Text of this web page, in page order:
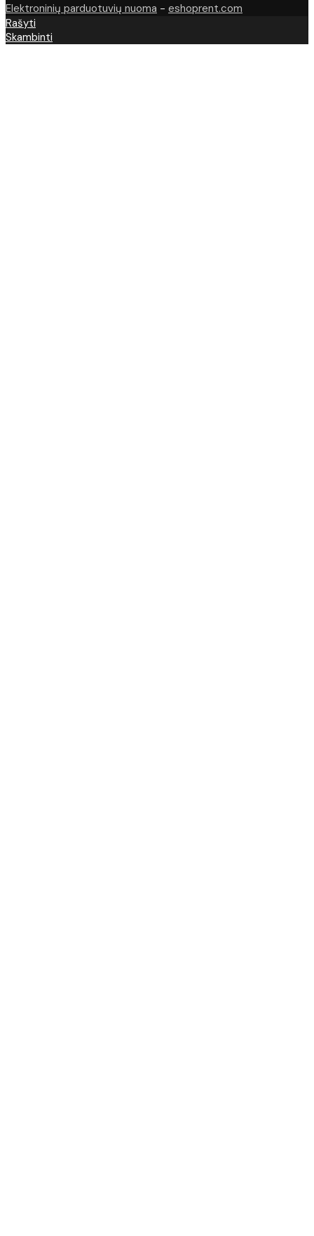
Elektroninių parduotuvių nuoma - eshoprent.com
Rašyti
Skambinti